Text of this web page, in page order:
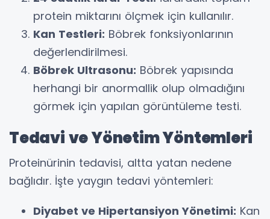
protein miktarını ölçmek için kullanılır.
Kan Testleri: Böbrek fonksiyonlarının
değerlendirilmesi.
Böbrek Ultrasonu: Böbrek yapısında
herhangi bir anormallik olup olmadığını
görmek için yapılan görüntüleme testi.
Tedavi ve Yönetim Yöntemleri
Proteinürinin tedavisi, altta yatan nedene
bağlıdır. İşte yaygın tedavi yöntemleri:
Diyabet ve Hipertansiyon Yönetimi: Kan